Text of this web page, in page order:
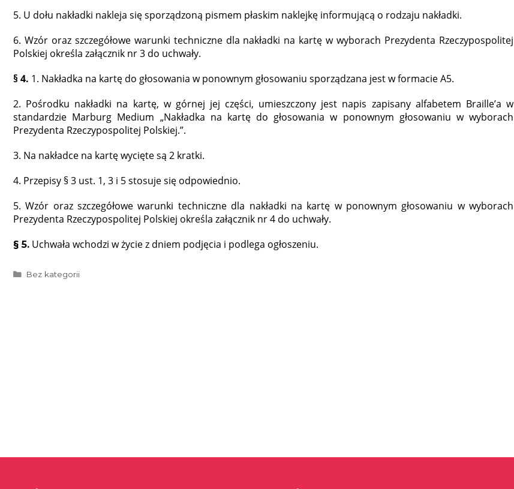
5. U dołu nakładki nakleja się sporządzoną pismem płaskim naklejkę informującą o rodzaju nakładki.
6. Wzór oraz szczegółowe warunki techniczne dla nakładki na kartę w wyborach Prezydenta Rzeczypospolitej
Polskiej określa załącznik nr 3 do uchwały.
§ 4. 1. Nakładka na kartę do głosowania w ponownym głosowaniu sporządzana jest w formacie A5.
2. Pośrodku nakładki na kartę, w górnej jej części, umieszczony jest napis zapisany alfabetem Braille’a w
standardzie Marburg Medium „Nakładka na kartę do głosowania w ponownym głosowaniu w wyborach
Prezydenta Rzeczypospolitej Polskiej.”.
3. Na nakładce na kartę wycięte są 2 kratki.
4. Przepisy § 3 ust. 1, 3 i 5 stosuje się odpowiednio.
5. Wzór oraz szczegółowe warunki techniczne dla nakładki na kartę w ponownym głosowaniu w wyborach
Prezydenta Rzeczypospolitej Polskiej określa załącznik nr 4 do uchwały.
§ 5. Uchwała wchodzi w życie z dniem podjęcia i podlega ogłoszeniu.
Kategorie
Bez kategorii